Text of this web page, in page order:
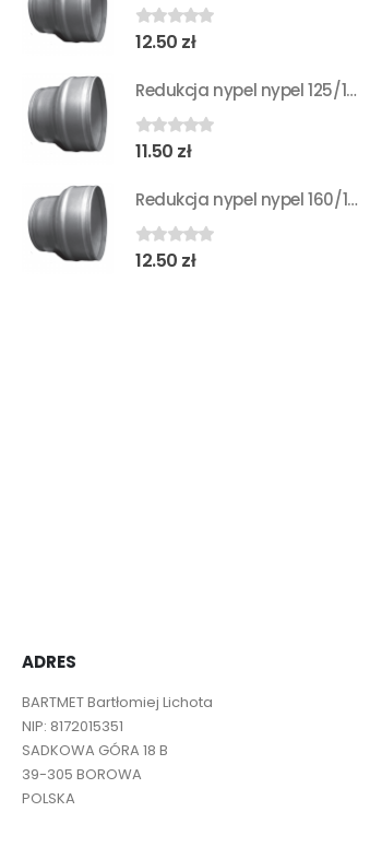
0out of 5
12.50 zł
Redukcja nypel nypel 125/100
0out of 5
11.50 zł
Redukcja nypel nypel 160/100
0out of 5
12.50 zł
ADRES
BARTMET Bartłomiej Lichota
NIP: 8172015351
SADKOWA GÓRA 18 B
39-305 BOROWA
POLSKA